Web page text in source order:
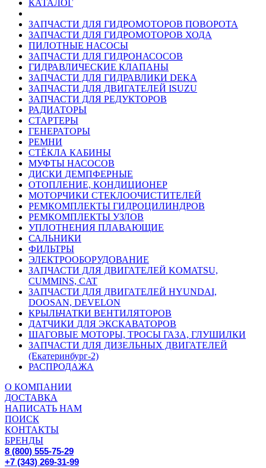
КАТАЛОГ
ЗАПЧАСТИ ДЛЯ ГИДРОМОТОРОВ ПОВОРОТА
ЗАПЧАСТИ ДЛЯ ГИДРОМОТОРОВ ХОДА
ПИЛОТНЫЕ НАСОСЫ
ЗАПЧАСТИ ДЛЯ ГИДРОНАСОСОВ
ГИДРАВЛИЧЕСКИЕ КЛАПАНЫ
ЗАПЧАСТИ ДЛЯ ГИДРАВЛИКИ DEKA
ЗАПЧАСТИ ДЛЯ ДВИГАТЕЛЕЙ ISUZU
ЗАПЧАСТИ ДЛЯ РЕДУКТОРОВ
РАДИАТОРЫ
СТАРТЕРЫ
ГЕНЕРАТОРЫ
РЕМНИ
СТЁКЛА КАБИНЫ
МУФТЫ НАСОСОВ
ДИСКИ ДЕМПФЕРНЫЕ
ОТОПЛЕНИЕ, КОНДИЦИОНЕР
МОТОРЧИКИ СТЕКЛООЧИСТИТЕЛЕЙ
РЕМКОМПЛЕКТЫ ГИДРОЦИЛИНДРОВ
РЕМКОМПЛЕКТЫ УЗЛОВ
УПЛОТНЕНИЯ ПЛАВАЮЩИЕ
САЛЬНИКИ
ФИЛЬТРЫ
ЭЛЕКТРООБОРУДОВАНИЕ
ЗАПЧАСТИ ДЛЯ ДВИГАТЕЛЕЙ KOMATSU,
CUMMINS, CAT
ЗАПЧАСТИ ДЛЯ ДВИГАТЕЛЕЙ HYUNDAI,
DOOSAN, DEVELON
КРЫЛЬЧАТКИ ВЕНТИЛЯТОРОВ
ДАТЧИКИ ДЛЯ ЭКСКАВАТОРОВ
ШАГОВЫЕ МОТОРЫ, ТРОСЫ ГАЗА, ГЛУШИЛКИ
ЗАПЧАСТИ ДЛЯ ДИЗЕЛЬНЫХ ДВИГАТЕЛЕЙ
(Екатеринбург-2)
РАСПРОДАЖА
О КОМПАНИИ
ДОСТАВКА
НАПИСАТЬ НАМ
ПОИСК
КОНТАКТЫ
БРЕНДЫ
8 (800) 555-75-29
+7 (343) 269-31-99